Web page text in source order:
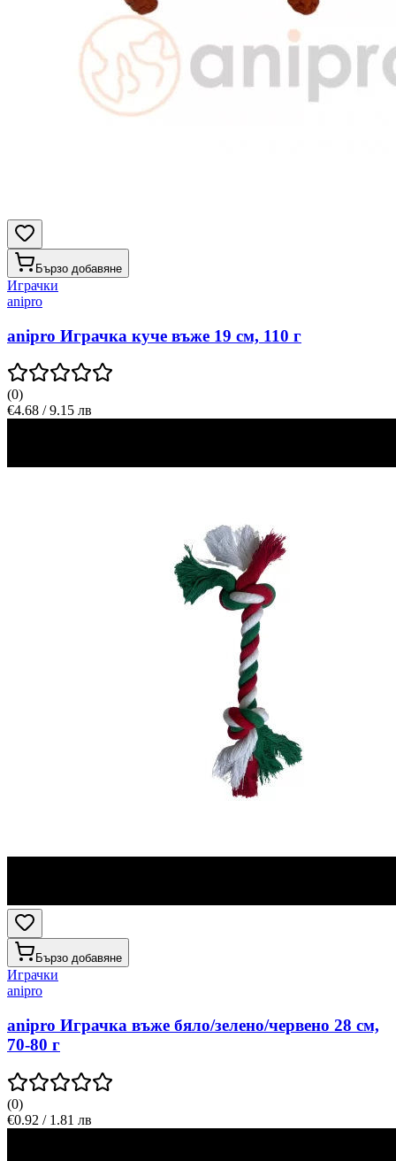
Бързо добавяне
Играчки
anipro
anipro Играчка куче въже 19 см, 110 г
(0)
€4.68 / 9.15 лв
Бързо добавяне
Играчки
anipro
anipro Играчка въже бяло/зелено/червено 28 см,
70-80 г
(0)
€0.92 / 1.81 лв